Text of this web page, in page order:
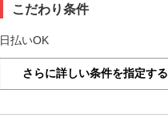
こだわり条件
日払いOK
さらに詳しい条件を指定する